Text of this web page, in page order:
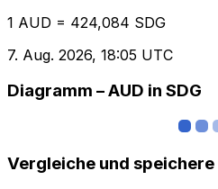
1 AUD = 424,084 SDG
7. Aug. 2026, 18:05 UTC
Diagramm – AUD in SDG
Vergleiche und speichere